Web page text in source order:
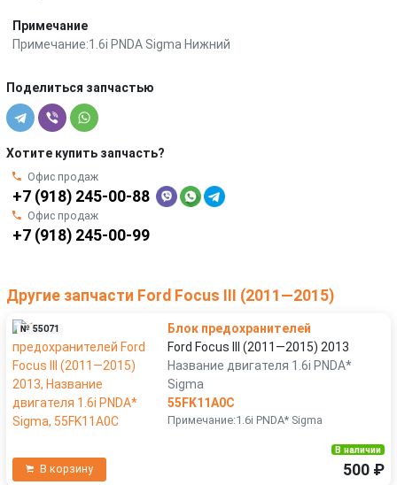
Примечание
Примечание:1.6i PNDA Sigma Нижний
Поделиться запчастью
Хотите купить запчасть?
Офис продаж
+7 (918) 245-00-88
Офис продаж
+7 (918) 245-00-99
Другие запчасти Ford Focus III (2011—2015)
№ 55071
Блок предохранителей
Ford Focus III (2011—2015) 2013
Название двигателя 1.6i PNDA*
Sigma
55FK11A0C
Примечание:1.6i PNDA* Sigma
В корзину
В наличии
500 ₽